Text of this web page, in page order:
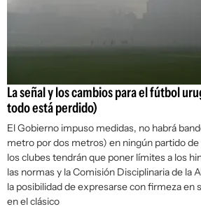
La señal y los cambios para el fútbol
todo está perdido)
El Gobierno impuso medidas, no habrá
metro por dos metros) en ningún partido
los clubes tendrán que poner límites a los
las normas y la Comisión Disciplinaria de la
la posibilidad de expresarse con firmeza en
en el clásico